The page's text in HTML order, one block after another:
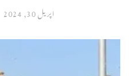
اپریل 30, 2024